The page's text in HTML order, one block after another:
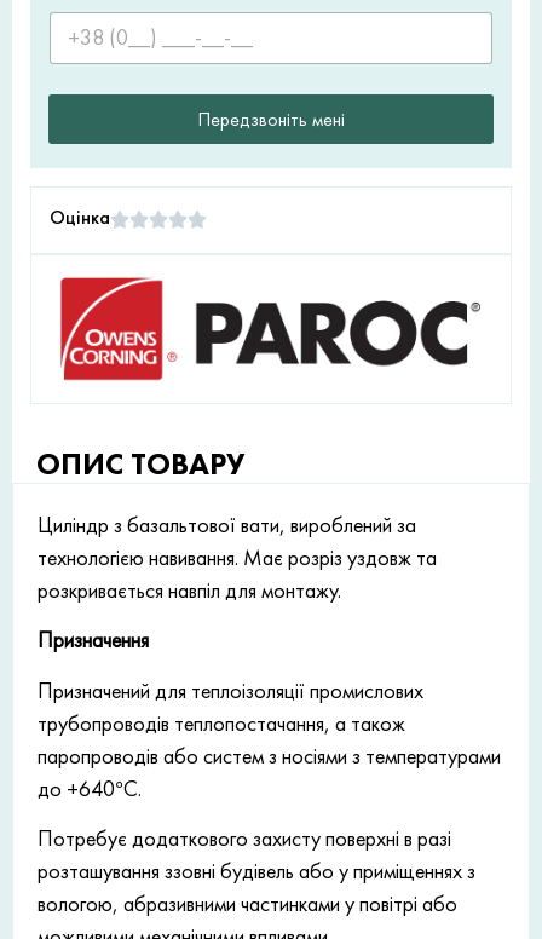
Передзвоніть мені
Оцінка
ОПИС ТОВАРУ
Циліндр з базальтової вати, вироблений за
технологією навивання. Має розріз уздовж та
розкривається навпіл для монтажу.
Призначення
Призначений для теплоізоляції промислових
трубопроводів теплопостачання, а також
паропроводів або систем з носіями з температурами
до +640°С.
Потребує додаткового захисту поверхні в разі
розташування ззовні будівель або у приміщеннях з
вологою, абразивними частинками у повітрі або